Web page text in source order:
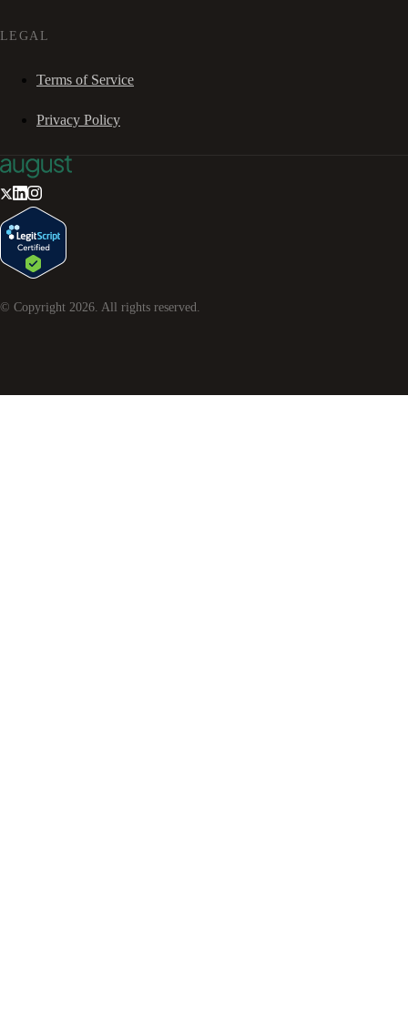
LEGAL
Terms of Service
Privacy Policy
© Copyright 2026 . All rights reserved.